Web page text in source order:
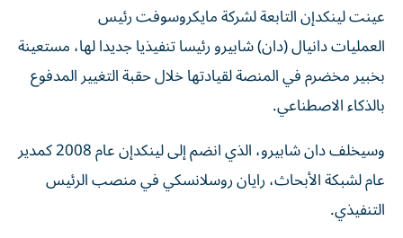
عينت لينكدإن التابعة لشركة مايكروسوفت ‌رئيس
العمليات دانيال (دان) شابيرو ​رئيسا ⁠تنفيذيا جديدا لها، مستعينة
‌بخبير مخضرم ‌في المنصة لقيادتها خلال حقبة التغيير المدفوع
بالذكاء ‌الاصطناعي.
وسيخلف دان شابيرو، الذي انضم ⁠إلى لينكدإن عام 2008 كمدير
عام لشبكة الأبحاث، رايان روسلانسكي في منصب الرئيس
التنفيذي.